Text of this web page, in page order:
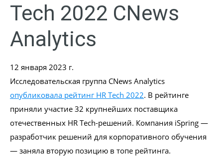
Тарифы
Компания
База знаний
Задать вопрос
Мой Аккаунт
Tech 2022 CNews
Analytics
12 января 2023 г.
Исследовательская группа CNews Analytics
опубликовала рейтинг HR Tech 2022. В рейтинге
приняли участие 32 крупнейших поставщика
отечественных HR Tech-решений. Компания iSpring —
разработчик решений для корпоративного обучения
— заняла вторую позицию в топе рейтинга.